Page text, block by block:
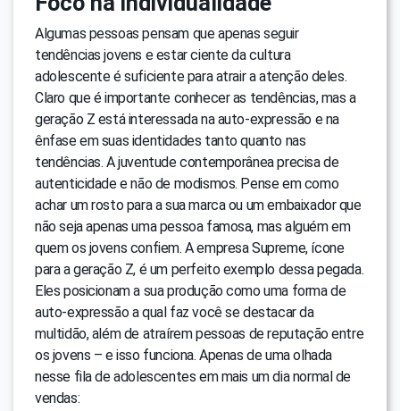
Algumas pessoas pensam que apenas seguir
tendências jovens e estar ciente da cultura
adolescente é suficiente para atrair a atenção deles.
Claro que é importante conhecer as tendências, mas a
geração Z está interessada na auto-expressão e na
ênfase em suas identidades tanto quanto nas
tendências. A juventude contemporânea precisa de
autenticidade e não de modismos. Pense em como
achar um rosto para a sua marca ou um embaixador que
não seja apenas uma pessoa famosa, mas alguém em
quem os jovens confiem. A empresa Supreme, ícone
para a geração Z, é um perfeito exemplo dessa pegada.
Eles posicionam a sua produção como uma forma de
auto-expressão a qual faz você se destacar da
multidão, além de atraírem pessoas de reputação entre
os jovens – e isso funciona. Apenas de uma olhada
nesse fila de adolescentes em mais um dia normal de
vendas: